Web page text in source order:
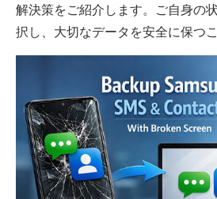
解決策をご紹介します。ご自身の
択し、大切なデータを安全に保つ